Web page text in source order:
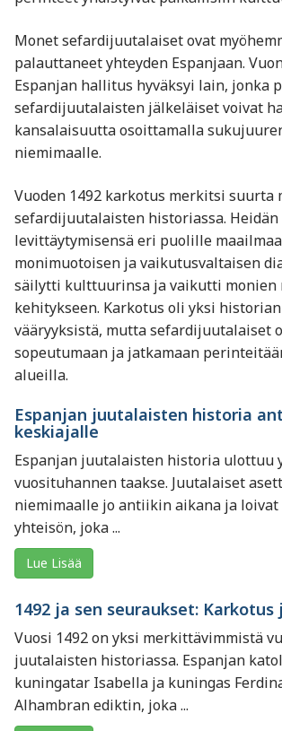
Monet sefardijuutalaiset ovat
palauttaneet yhteyden Espanjaan.
Espanjan hallitus hyväksyi lain, jonka
sefardijuutalaisten jälkeläiset voivat
kansalaisuutta osoittamalla
niemimaalle.
Vuoden 1492 karkotus merkitsi suurta
sefardijuutalaisten historiassa. Heidän
levittäytymisensä eri puolille
monimuotoisen ja vaikutusvaltaisen
säilytti kulttuurinsa ja vaikutti monien
kehitykseen. Karkotus oli yksi
vääryyksistä, mutta sefardijuutalaiset
sopeutumaan ja jatkamaan
alueilla.
Espanjan juutalaisten historia
keskiajalle
Espanjan juutalaisten historia ulottuu
vuosituhannen taakse. Juutalaiset
niemimaalle jo antiikin aikana ja
yhteisön, joka ...
Lue Lisää
1492 ja sen seuraukset: Karkotus
Vuosi 1492 on yksi merkittävimmistä
juutalaisten historiassa. Espanjan
kuningatar Isabella ja kuningas
Alhambran ediktin, joka ...